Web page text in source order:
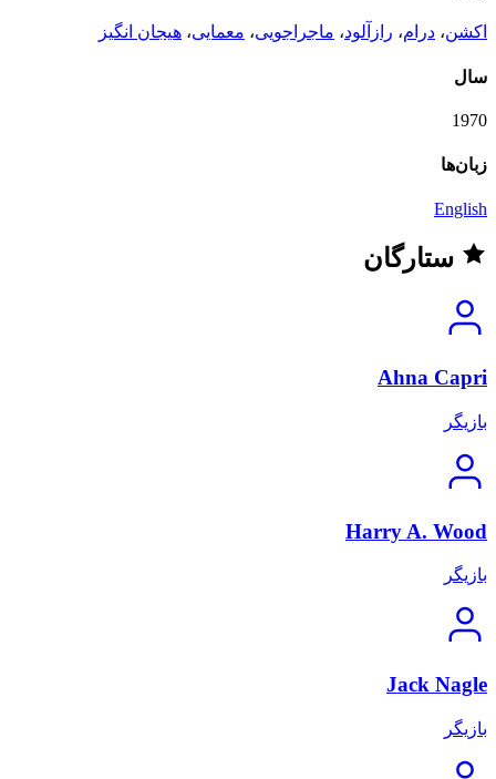
اکشن، درام، رازآلود، ماجراجویی، معمایی، هیجان انگیز
سال
1970
زبان‌ها
English
ستارگان
Ahna Capri
بازیگر
Harry A. Wood
بازیگر
Jack Nagle
بازیگر